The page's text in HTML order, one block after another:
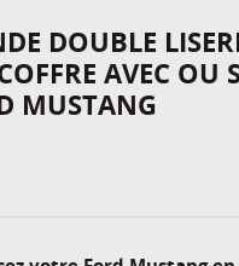
DOUBLE
AVEC OU
MUSTANG